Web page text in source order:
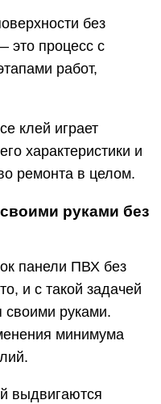
без
это процесс с
работ,
клей играет
характеристики и
ремонта в целом.
руками без
панели ПВХ без
и с такой задачей
своими руками.
минимума
выдвигаются